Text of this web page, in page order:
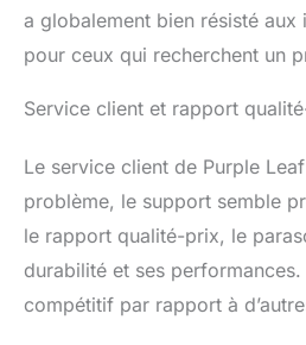
a globalement bien résisté
pour ceux qui recherchent un
Service client et rapport
Le service client de Purple
problème, le support semble
le rapport qualité-prix, le
durabilité et ses
compétitif par rapport à